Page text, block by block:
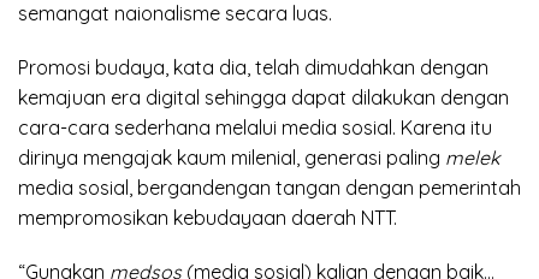
semangat naionalisme secara luas.
Promosi budaya, kata dia, telah dimudahkan dengan
kemajuan era digital sehingga dapat dilakukan dengan
cara-cara sederhana melalui media sosial. Karena itu
dirinya mengajak kaum milenial, generasi paling melek
media sosial, bergandengan tangan dengan pemerintah
mempromosikan kebudayaan daerah NTT.
“Gunakan medsos(media sosial) kalian dengan baik…